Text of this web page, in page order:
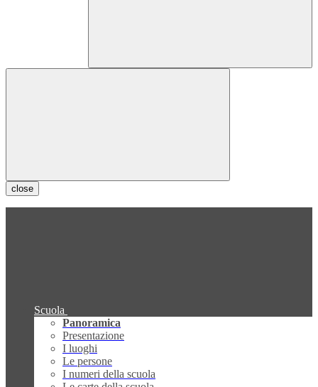
close
Scuola
Panoramica
Presentazione
I luoghi
Le persone
I numeri della scuola